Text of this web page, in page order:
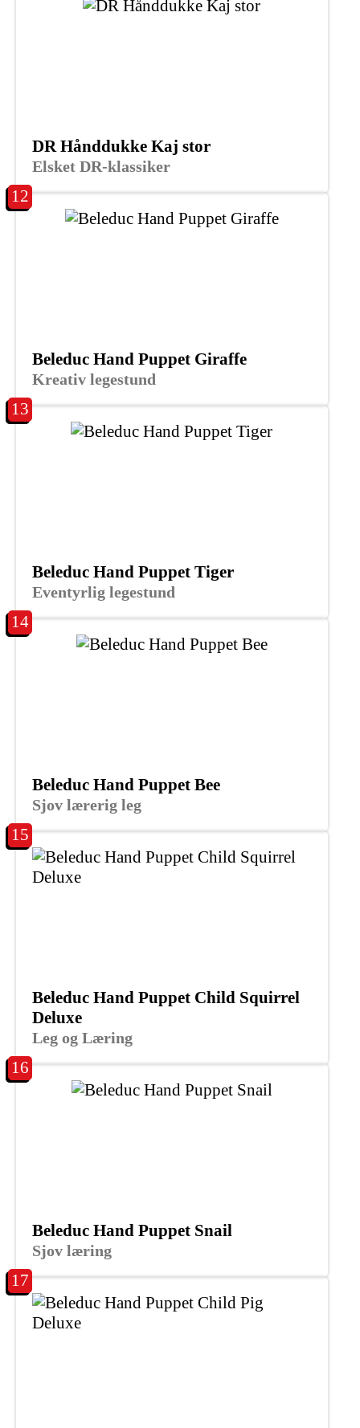
Elsket DR-klassiker
DR Hånddukke Kaj stor
12
Kreativ legestund
Beleduc Hand Puppet Giraffe
13
Eventyrlig legestund
Beleduc Hand Puppet Tiger
14
Sjov lærerig leg
Beleduc Hand Puppet Bee
15
Leg og Læring
Beleduc Hand Puppet Child Squirrel
Deluxe
16
Sjov læring
Beleduc Hand Puppet Snail
17